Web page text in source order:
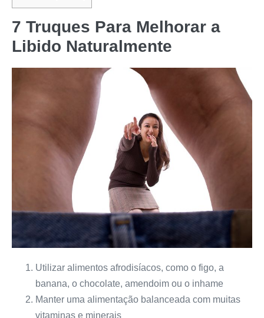
7 Truques Para Melhorar a
Libido Naturalmente
Utilizar alimentos afrodisíacos, como o figo, a
banana, o chocolate, amendoim ou o inhame
Manter uma alimentação balanceada com muitas
vitaminas e minerais